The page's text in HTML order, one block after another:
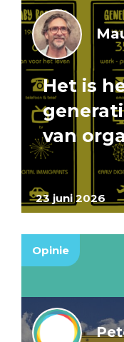
23 juni 2026
Het is
van
Opinie